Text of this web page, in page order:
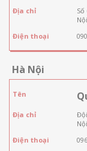
Địa chỉ
Nội
Điện thoại
Hà Nội
Tên
Địa chỉ
Nội
Điện thoại